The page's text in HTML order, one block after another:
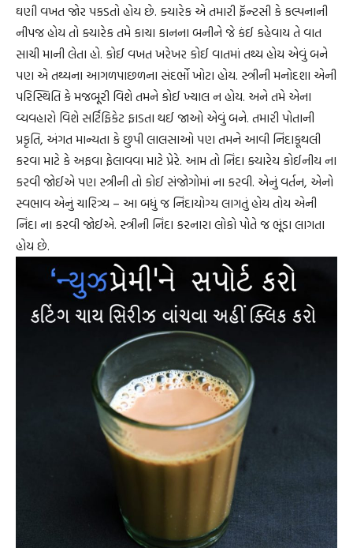
ઘણી વખત જોર પકડતો હોય છે. ક્યારેક એ તમારી ફૅન્ટસી કે કલ્પનાની
નીપજ હોય તો ક્યારેક તમે કાચા કાનના બનીને જે કંઈ કહેવાય તે વાત
સાચી માની લેતા હો. કોઈ વખત ખરેખર કોઈ વાતમાં તથ્ય હોય એવું બને
પણ એ તથ્યના આગળપાછળના સંદર્ભો ખોટા હોય. સ્ત્રીની મનોદશા એની
પરિસ્થિતિ કે મજબૂરી વિશે તમને કોઈ ખ્યાલ ન હોય. અને તમે એના
વ્યવહારો વિશે સર્ટિફિકેટ ફાડતા થઈ જાઓ એવું બને. તમારી પોતાની
પ્રકૃતિ, અંગત માન્યતા કે છુપી લાલસાઓ પણ તમને આવી નિંદાકૂથલી
કરવા માટે કે અફવા ફેલાવવા માટે પ્રેરે. આમ તો નિંદા ક્યારેય કોઈનીય ના
કરવી જોઈએ પણ સ્ત્રીની તો કોઈ સંજોગોમાં ના કરવી. એનું વર્તન, એનો
સ્વભાવ એનું ચારિત્ર્ય – આ બધું જ નિંદાયોગ્ય લાગતું હોય તોય એની
નિંદા ના કરવી જોઈએ. સ્ત્રીની નિંદા કરનારા લોકો પોતે જ ભૂંડા લાગતા
હોય છે.